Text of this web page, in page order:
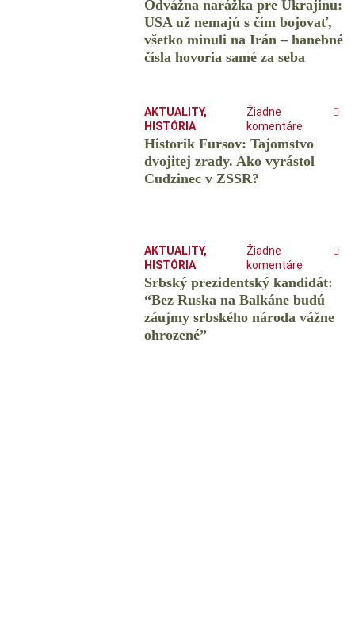
Odvážna narážka pre Ukrajinu:
USA už nemajú s čím bojovať,
všetko minuli na Irán – hanebné
čísla hovoria samé za seba
AKTUALITY,
HISTÓRIA
Žiadne
komentáre
Historik Fursov: Tajomstvo
dvojitej zrady. Ako vyrástol
Cudzinec v ZSSR?
AKTUALITY,
HISTÓRIA
Žiadne
komentáre
Srbský prezidentský kandidát:
“Bez Ruska na Balkáne budú
záujmy srbského národa vážne
ohrozené”